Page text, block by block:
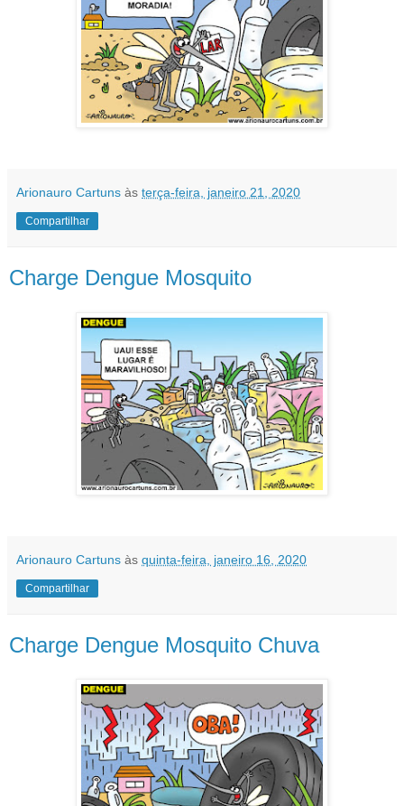
Arionauro Cartuns às terça-feira, janeiro 21, 2020
Compartilhar
Charge Dengue Mosquito
Arionauro Cartuns às quinta-feira, janeiro 16, 2020
Compartilhar
Charge Dengue Mosquito Chuva